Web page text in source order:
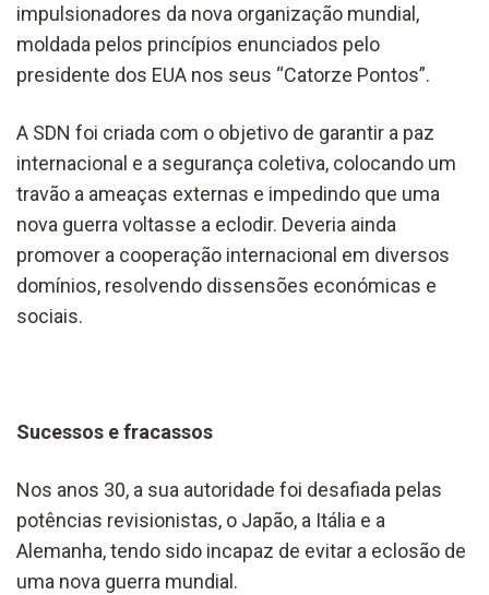
impulsionadores da nova organização mundial,
moldada pelos princípios enunciados pelo
presidente dos EUA nos seus “Catorze Pontos”.
A SDN foi criada com o objetivo de garantir a paz
internacional e a segurança coletiva, colocando um
travão a ameaças externas e impedindo que uma
nova guerra voltasse a eclodir. Deveria ainda
promover a cooperação internacional em diversos
domínios, resolvendo dissensões económicas e
sociais.
Sucessos e fracassos
Nos anos 30, a sua autoridade foi desafiada pelas
potências revisionistas, o Japão, a Itália e a
Alemanha, tendo sido incapaz de evitar a eclosão de
uma nova guerra mundial.